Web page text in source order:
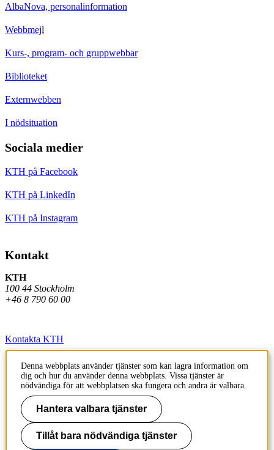
AlbaNova, personalinformation
Webbmejl
Kurs-, program- och gruppwebbar
Biblioteket
Externwebben
I nödsituation
Sociala medier
KTH på Facebook
KTH på LinkedIn
KTH på Instagram
Kontakt
KTH
100 44 Stockholm
+46 8 790 60 00
Kontakta KTH
Jobba på KTH
Press och media
Faktura och betalning KTH
Om KTH:s webbplatser
Denna webbplats använder tjänster som kan lagra information om
dig och hur du använder denna webbplats. Vissa tjänster är
nödvändiga för att webbplatsen ska fungera och andra är valbara.
Hantera valbara tjänster
Tillåt bara nödvändiga tjänster